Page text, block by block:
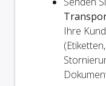
Ihre